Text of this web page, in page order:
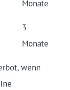
Monate
3
Monate
wenn